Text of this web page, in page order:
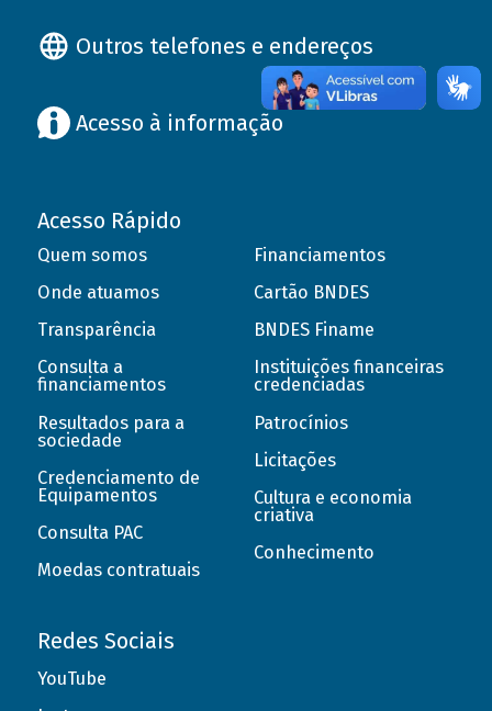
Outros telefones e endereços
Acesso à informação
Acesso Rápido
Quem somos
Onde atuamos
Transparência
Consulta a
financiamentos
Resultados para a
sociedade
Credenciamento de
Equipamentos
Consulta PAC
Moedas contratuais
Financiamentos
Cartão BNDES
BNDES Finame
Instituições financeiras
credenciadas
Patrocínios
Licitações
Cultura e economia
criativa
Conhecimento
Redes Sociais
YouTube